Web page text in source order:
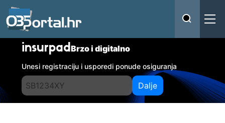
insurpadBrzo i digitalno
Unesi registraciju i usporedi ponude osiguranja
Dalje